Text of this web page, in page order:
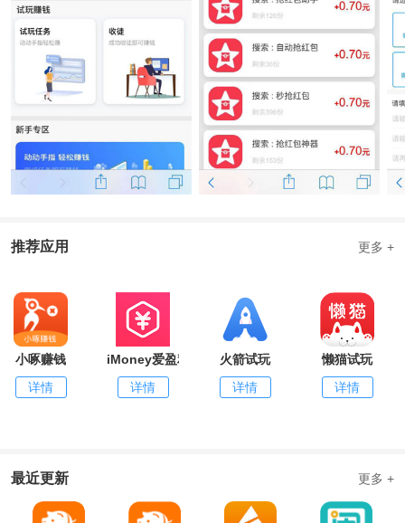
推荐应用 更多 +
小啄赚钱
详情
iMoney爱盈利
详情
火箭试玩
详情
懒猫试玩
详情
最近更新 更多 +